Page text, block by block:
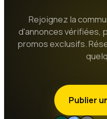
Rejoignez la
d'annonces vérifiées,
promos exclusifs.
Publier